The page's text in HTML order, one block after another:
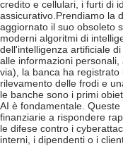
credito e cellulari, i furti di
assicurativo. Prendiamo la
aggiornato il suo obsoleto
moderni algoritmi di
dell'intelligenza artificiale
alle informazioni
via), la banca ha
rilevamento delle frodi e
le banche sono i primi
AI è fondamentale.
finanziarie a rispondere
le difese contro i
interni, i dipendenti o i